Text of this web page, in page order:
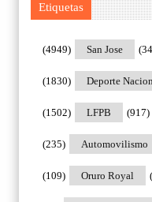
Etiquetas
San Jose
(4949)
Deporte
(1830)
LFPB
(1502) (917)
Automovilismo
(235)
Oruro Royal
(109)